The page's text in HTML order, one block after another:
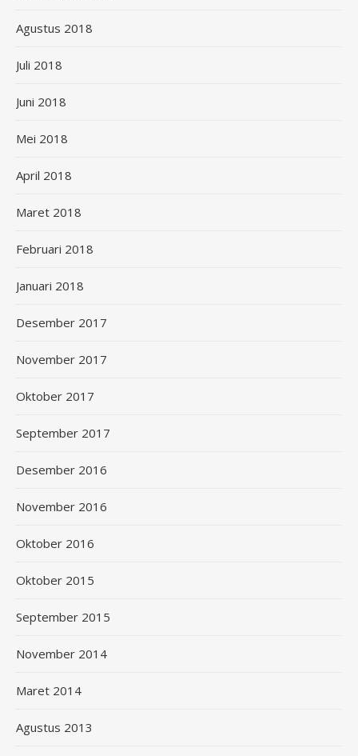
Agustus 2018
Juli 2018
Juni 2018
Mei 2018
April 2018
Maret 2018
Februari 2018
Januari 2018
Desember 2017
November 2017
Oktober 2017
September 2017
Desember 2016
November 2016
Oktober 2016
Oktober 2015
September 2015
November 2014
Maret 2014
Agustus 2013